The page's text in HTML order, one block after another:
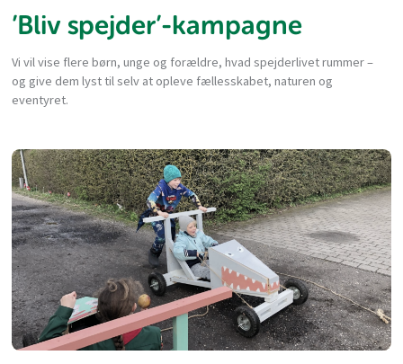
’Bliv spejder’-kampagne
Vi vil vise flere børn, unge og forældre, hvad spejderlivet rummer –
og give dem lyst til selv at opleve fællesskabet, naturen og
eventyret.